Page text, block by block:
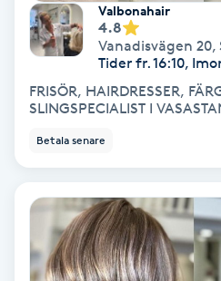
Nagelförlängning silke
Nagelförstärkning
Nagelklippning
Nagelsvamp
Nageltrång
Valbonahair
4.8
Vanadisvägen 20,
Tider fr. 16:10,
FRISÖR, HAIRDRESSER,
SLINGSPECIALIST I
Betala senare